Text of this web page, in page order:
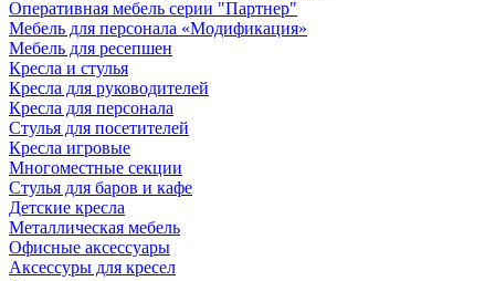
Оперативная мебель серии "Партнер"
Мебель для персонала «Модификация»
Мебель для ресепшен
Кресла и стулья
Кресла для руководителей
Кресла для персонала
Стулья для посетителей
Кресла игровые
Многоместные секции
Стулья для баров и кафе
Детские кресла
Металлическая мебель
Офисные аксессуары
Аксессуры для кресел